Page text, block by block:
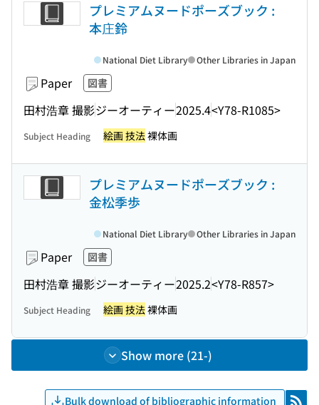
プレミアムヌードポーズブック :
本庄鈴
Paper 図書
田村浩章 撮影ジーオーティー2025.4<Y78-R1085>
National Diet Library Other Libraries in Japan
Subject Heading 絵画 技法裸体画
プレミアムヌードポーズブック :
金松季歩
Paper 図書
田村浩章 撮影ジーオーティー2025.2<Y78-R857>
National Diet Library Other Libraries in Japan
Subject Heading 絵画 技法裸体画
Show more (21-)
Bulk download of bibliographic information